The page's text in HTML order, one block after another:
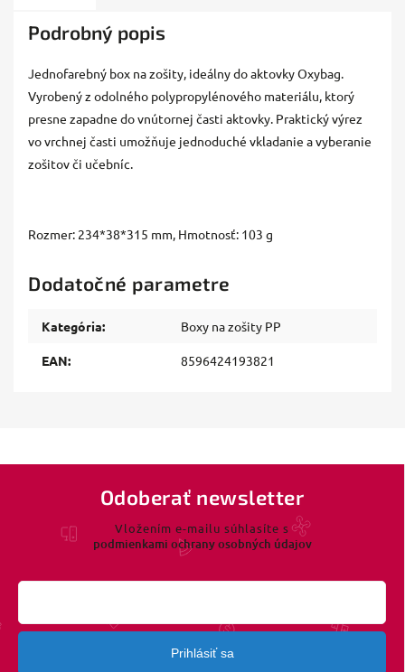
Podrobný popis
Jednofarebný box na zošity, ideálny do aktovky Oxybag.
Vyrobený z odolného polypropylénového materiálu, ktorý
presne zapadne do vnútornej časti aktovky. Praktický výrez
vo vrchnej časti umožňuje jednoduché vkladanie a vyberanie
zošitov či učebníc.
Rozmer: 234*38*315 mm, Hmotnosť: 103 g
Dodatočné parametre
Kategória: Boxy na zošity PP
EAN: 8596424193821
Odoberať newsletter
Vložením e-mailu súhlasíte s
podmienkami ochrany osobných údajov
Prihlásiť sa